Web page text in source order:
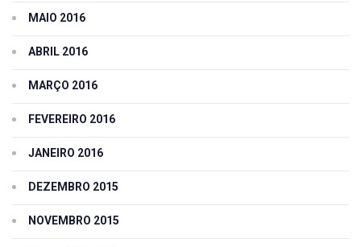
MAIO 2016
ABRIL 2016
MARÇO 2016
FEVEREIRO 2016
JANEIRO 2016
DEZEMBRO 2015
NOVEMBRO 2015